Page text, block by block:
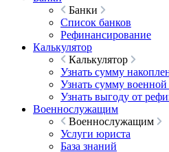
Банки
Список банков
Рефинансирование
Калькулятор
Калькулятор
Узнать сумму
Узнать сумму
Узнать выгоду от
Военнослужащим
Военнослужащим
Услуги юриста
База знаний